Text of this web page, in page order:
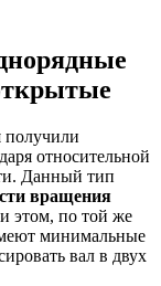
получили
относительной
Данный тип
вращения
этом, по той же
минимальные
вал в двух